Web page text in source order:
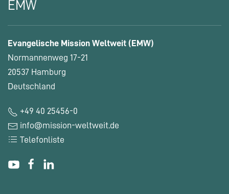
EMW
Evangelische Mission Weltweit (EMW)
Normannenweg 17-21
20537 Hamburg
Deutschland
+49 40 25456-0
info@mission-weltweit.de
Telefonliste